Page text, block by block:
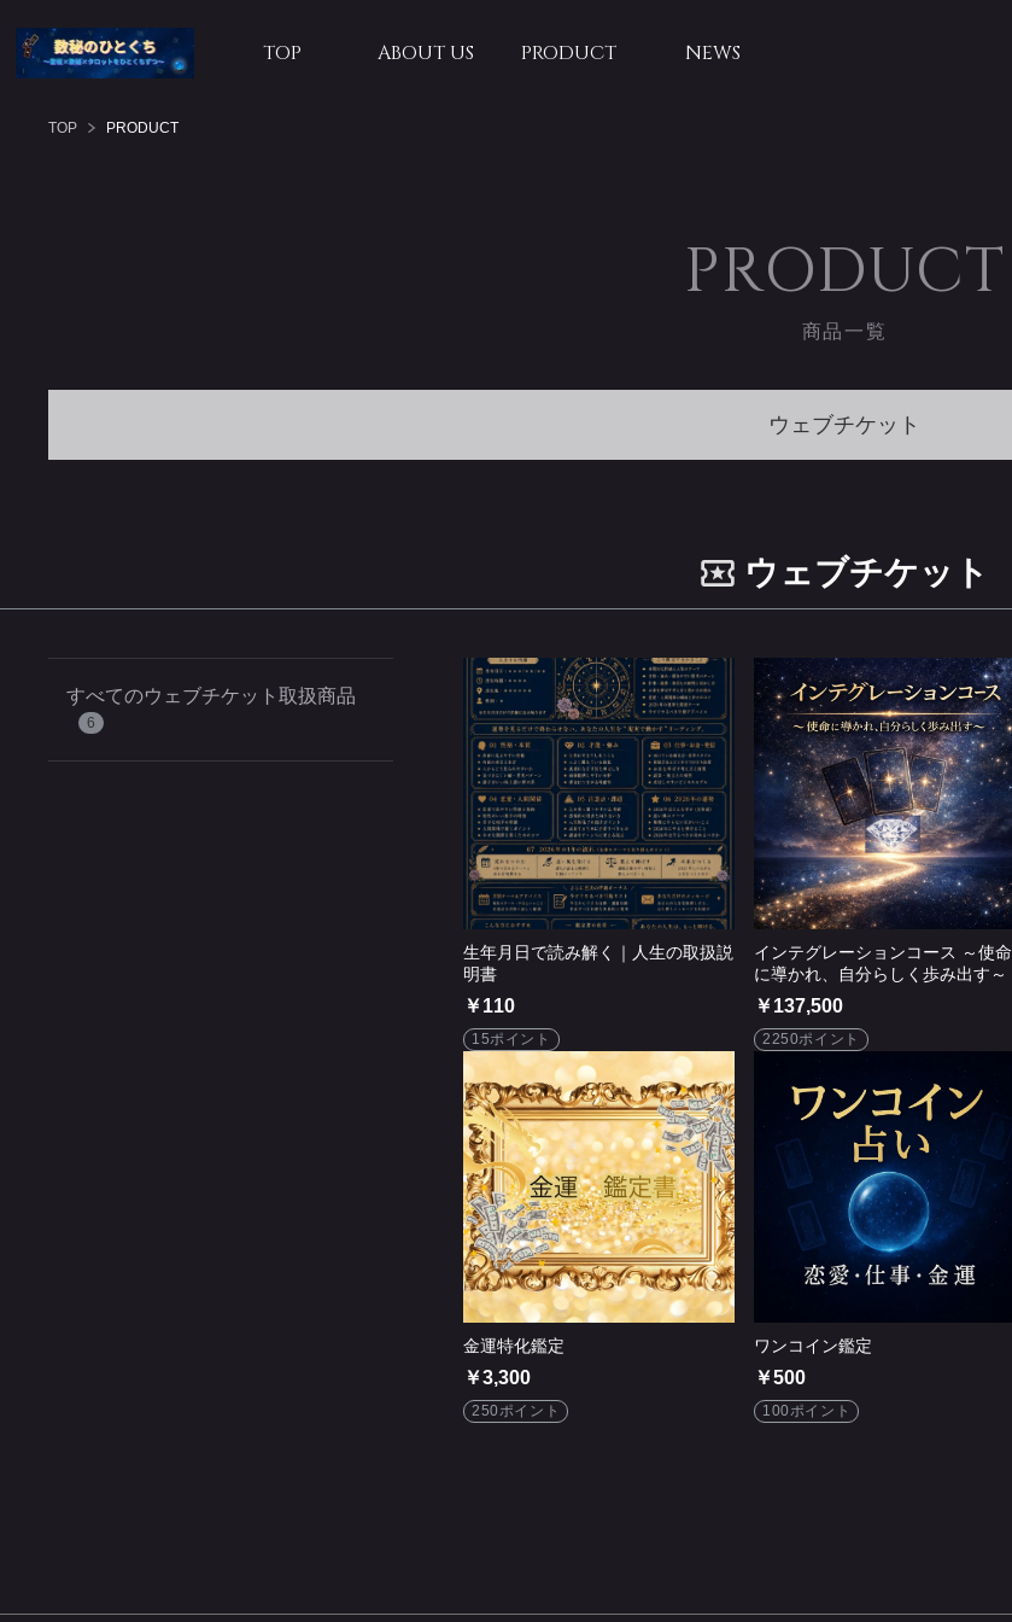
TOP ABOUT US PRODUCT NEWS
TOP PRODUCT
PRODUCT
商品一覧
ウェブチケット
ウェブチケット
すべてのウェブチケット取扱商品
6
生年月日で読み解く｜人生の取扱説
明書
￥110
15ポイント
インテグレーションコース ～使命
に導かれ、自分らしく歩み出す～
￥137,500
2250ポイント
金運特化鑑定
￥3,300
250ポイント
ワンコイン鑑定
￥500
100ポイント